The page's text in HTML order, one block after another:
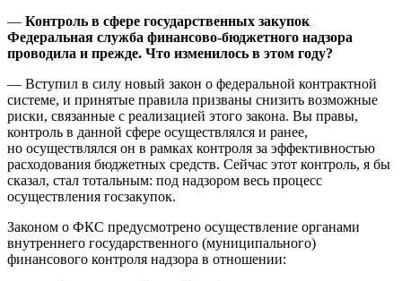
— Контроль в сфере государственных закупок
Федеральная служба финансово-бюджетного надзора
проводила и прежде. Что изменилось в этом году?
— Вступил в силу новый закон о федеральной контрактной
системе, и принятые правила призваны снизить возможные
риски, связанные с реализацией этого закона. Вы правы,
контроль в данной сфере осуществлялся и ранее,
но осуществлялся он в рамках контроля за эффективностью
расходования бюджетных средств. Сейчас этот контроль, я бы
сказал, стал тотальным: под надзором весь процесс
осуществления госзакупок.
Законом о ФКС предусмотрено осуществление органами
внутреннего государственного (муниципального)
финансового контроля надзора в отношении: